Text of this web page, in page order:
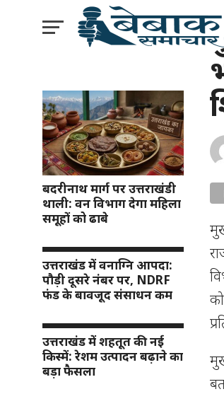
बदरीनाथ मार्ग पर उत्तराखंडी
थाली: वन विभाग देगा महिला
समूहों को ढाबे
उत्तराखंड में वनाग्नि आपदा:
पौड़ी दूसरे नंबर पर, NDRF
फंड के बावजूद संसाधन कम
उत्तराखंड में शहतूत की नई
किस्में: रेशम उत्पादन बढ़ाने का
बड़ा फैसला